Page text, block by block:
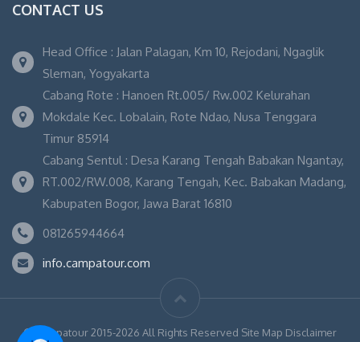
CONTACT US
Head Office : Jalan Palagan, Km 10, Rejodani, Ngaglik
Sleman, Yogyakarta
Cabang Rote : Hanoen Rt.005/ Rw.002 Kelurahan
Mokdale Kec. Lobalain, Rote Ndao, Nusa Tenggara
Timur 85914
Cabang Sentul : Desa Karang Tengah Babakan Ngantay,
RT.002/RW.008, Karang Tengah, Kec. Babakan Madang,
Kabupaten Bogor, Jawa Barat 16810
081265944664
info.campatour.com
© Campatour 2015-2026 All Rights Reserved Site Map Disclaimer